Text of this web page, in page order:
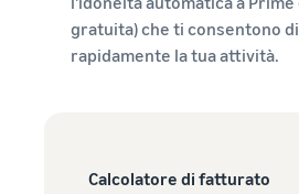
gratuita) che ti consentono
rapidamente la tua attività.
Calcolatore di fatturato